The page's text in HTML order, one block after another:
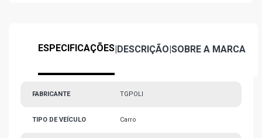
ESPECIFICAÇÕES|DESCRIÇÃO|SOBRE A MARCA
FABRICANTE TGPOLI
TIPO DE VEÍCULO Carro